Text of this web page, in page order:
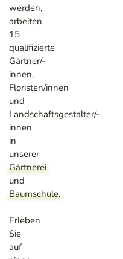
werden,
arbeiten
15
qualifizierte
Gärtner/-
innen,
Floristen/innen
und
Landschaftsgestalter/-
innen
in
unserer
Gärtnerei
und
Baumschule.
Erleben
Sie
auf